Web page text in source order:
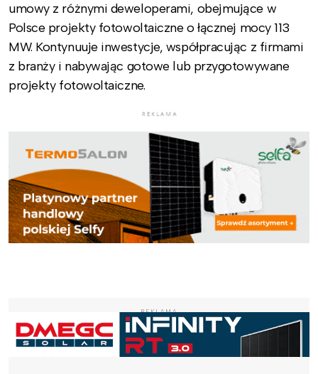
umowy z różnymi deweloperami, obejmujące w
Polsce projekty fotowoltaiczne o łącznej mocy 113
MW. Kontynuuje inwestycje, współpracując z firmami
z branży i nabywając gotowe lub przygotowywane
projekty fotowoltaiczne.
REKLAMA